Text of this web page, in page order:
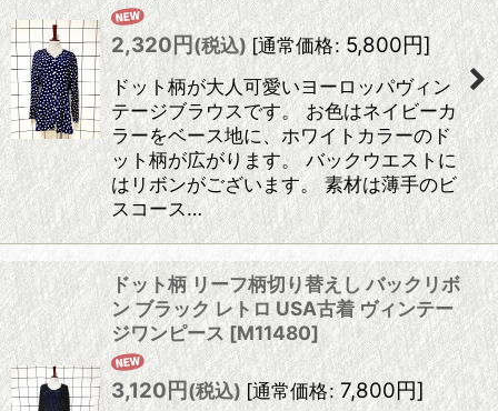
2,320円(税込)[通常価格: 5,800円]
ドット柄が大人可愛いヨーロッパヴィン
テージブラウスです。 お色はネイビーカ
ラーをベース地に、ホワイトカラーのド
ット柄が広がります。 バックウエストに
はリボンがございます。 素材は薄手のビ
スコース…
ドット柄 リーフ柄切り替えし バックリボ
ン ブラック レトロ USA古着 ヴィンテー
ジワンピース [M11480]
3,120円(税込) [通常価格: 7,800円]